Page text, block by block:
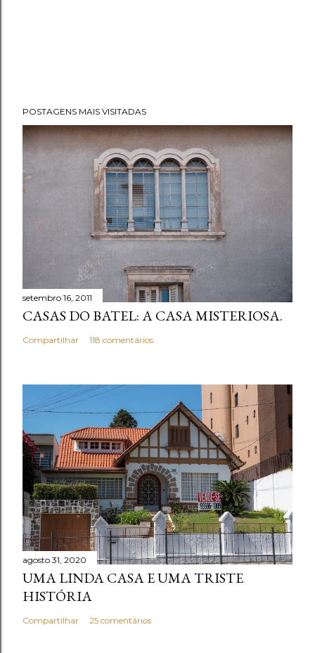
POSTAGENS MAIS VISITADAS
setembro 16, 2011
CASAS DO BATEL: A CASA MISTERIOSA.
Compartilhar 118 comentários
agosto 31, 2020
UMA LINDA CASA E UMA TRISTE
HISTÓRIA
Compartilhar 25 comentários